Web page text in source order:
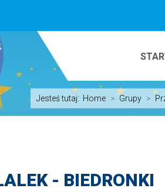
Jesteś tutaj: Home > Grupy >
- BIEDRONKI